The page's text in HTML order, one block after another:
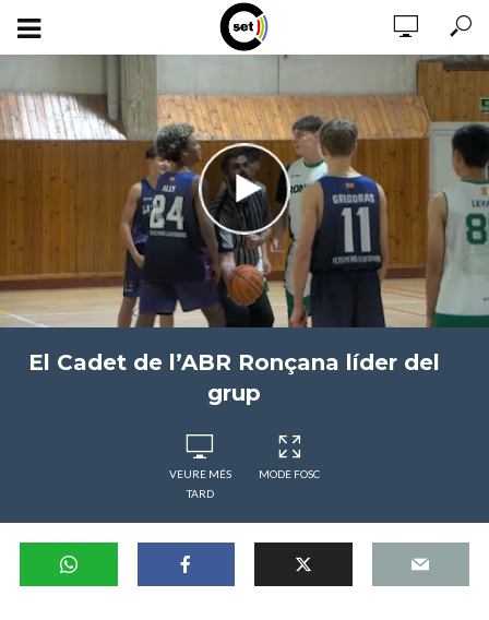
El Cadet de l’ABR Ronçana líder del
grup
VEURE MÉS
TARD
MODE FOSC